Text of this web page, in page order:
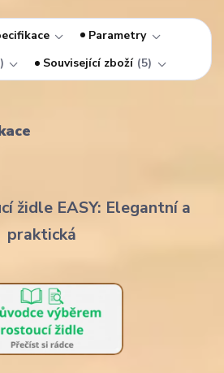
Parametry
Související zboží 5
židle EASY: Elegantní a
praktická